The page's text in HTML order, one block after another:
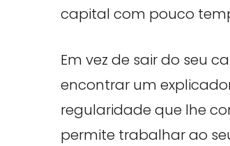
capital com pouco
Em vez de sair do seu
encontrar um
regularidade que lhe
permite trabalhar ao